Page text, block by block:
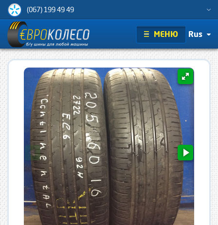
(067) 199 49 49
МЕНЮ Rus